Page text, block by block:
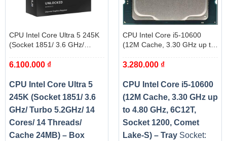
CPU Intel Core Ultra 5 245K
(Socket 1851/ 3.6 GHz/
Threads/ Cache 24MB) – Box
6.100.000 ₫
CPU Intel Core Ultra 5
245K (Socket 1851/ 3.6
GHz/ Turbo 5.2GHz/ 14
Cores/ 14 Threads/
Cache 24MB) – Box
CPU Intel Core i5-10600
(12M Cache, 3.30 GHz up to
1200, Comet Lake-S) – Tray
3.280.000 ₫
CPU Intel Core i5-10600
(12M Cache, 3.30 GHz up
to 4.80 GHz, 6C12T,
Socket 1200, Comet
Lake-S) – Tray Socket: